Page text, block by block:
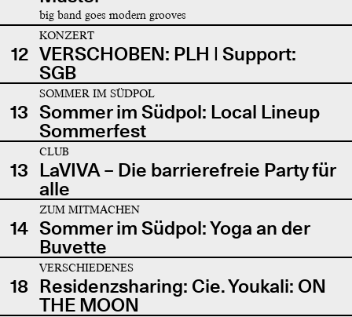
big band goes modern grooves
12
KONZERT
VERSCHOBEN: PLH | Support:
SGB
13
SOMMER IM SÜDPOL
Sommer im Südpol: Local Lineup
Sommerfest
13
CLUB
LaVIVA – Die barrierefreie Party für
alle
14
ZUM MITMACHEN
Sommer im Südpol: Yoga an der
Buvette
18
VERSCHIEDENES
Residenzsharing: Cie. Youkali: ON
THE MOON